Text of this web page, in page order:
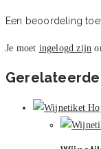
Een beoordeling
Je moet ingelogd zijn